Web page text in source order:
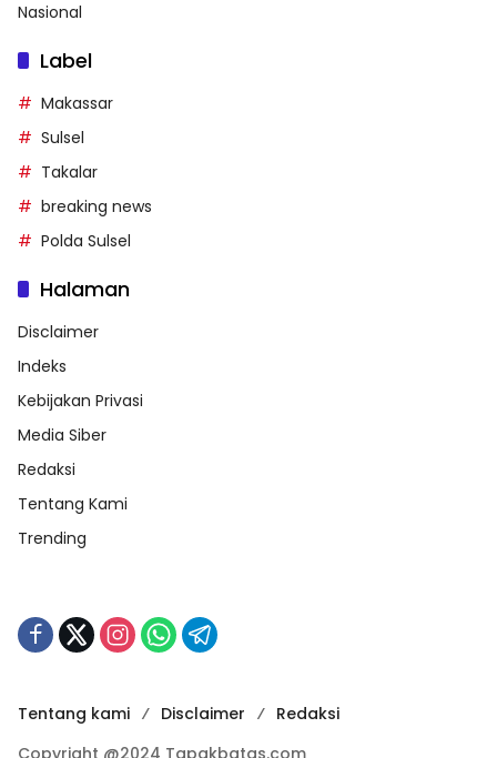
Nasional
Label
Makassar
Sulsel
Takalar
breaking news
Polda Sulsel
Halaman
Disclaimer
Indeks
Kebijakan Privasi
Media Siber
Redaksi
Tentang Kami
Trending
Tentang kami Disclaimer
Redaksi